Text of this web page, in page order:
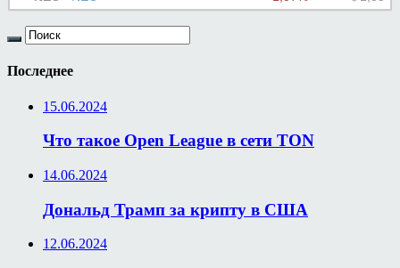
Последнее
15.06.2024
Что такое Open League в сети TON
14.06.2024
Дональд Трамп за крипту в США
12.06.2024